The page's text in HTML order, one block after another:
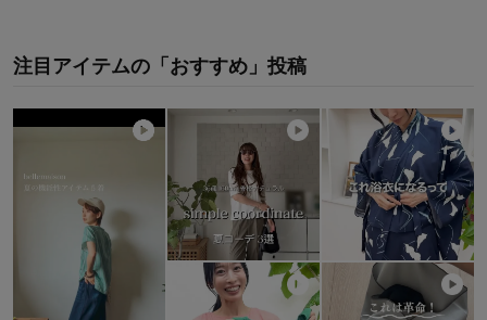
注目アイテムの「おすすめ」投稿